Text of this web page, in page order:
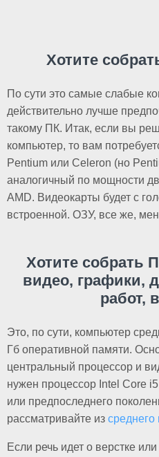
Хотите
По сути это самые слабые
действительно лучше
такому ПК. Итак, если вы
компьютер, то вам
Pentium или Celeron (но
аналогичный по мощности
AMD. Видеокарты будет с
встроенной. ОЗУ, все же,
Хотите собрать
видео, графики,
работ,
Это, по сути, компьютер
Гб оперативной памяти.
центральный процессор и
нужен процессор Intel Core
или предпоследнего
рассматривайте из среднего
Если речь идет о верстке